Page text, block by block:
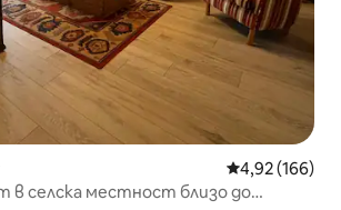
Средна
4,92 (166)
в селска местност близо до